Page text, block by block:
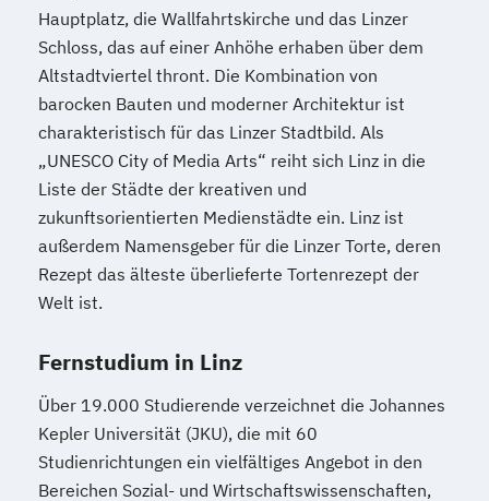
Hauptplatz, die Wallfahrtskirche und das Linzer
Schloss, das auf einer Anhöhe erhaben über dem
Altstadtviertel thront. Die Kombination von
barocken Bauten und moderner Architektur ist
charakteristisch für das Linzer Stadtbild. Als
„UNESCO City of Media Arts“ reiht sich Linz in die
Liste der Städte der kreativen und
zukunftsorientierten Medienstädte ein. Linz ist
außerdem Namensgeber für die Linzer Torte, deren
Rezept das älteste überlieferte Tortenrezept der
Welt ist.
Fernstudium in Linz
Über 19.000 Studierende verzeichnet die Johannes
Kepler Universität (JKU), die mit 60
Studienrichtungen ein vielfältiges Angebot in den
Bereichen Sozial- und Wirtschaftswissenschaften,